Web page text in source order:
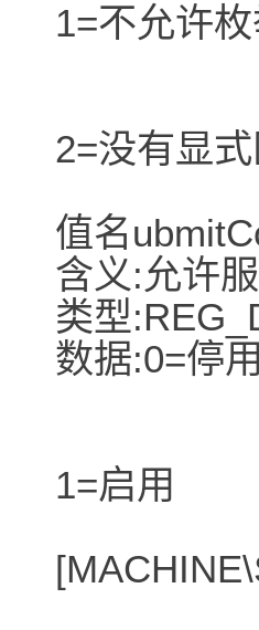
1=不允许
2=没有显
值名
含义:允许
类型
数据:0=停用
1=启用